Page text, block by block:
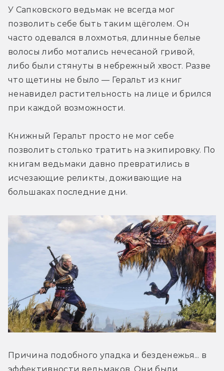
У Сапковского ведьмак не всегда мог
позволить себе быть таким щёголем. Он
часто одевался в лохмотья, длинные белые
волосы либо мотались нечесаной гривой,
либо были стянуты в небрежный хвост. Разве
что щетины не было — Геральт из книг
ненавидел растительность на лице и брился
при каждой возможности.
Книжный Геральт просто не мог себе
позволить столько тратить на экипировку. По
книгам ведьмаки давно превратились в
исчезающие реликты, доживающие на
большаках последние дни.
Причина подобного упадка и безденежья... в
эффективности ведьмаков. Они были